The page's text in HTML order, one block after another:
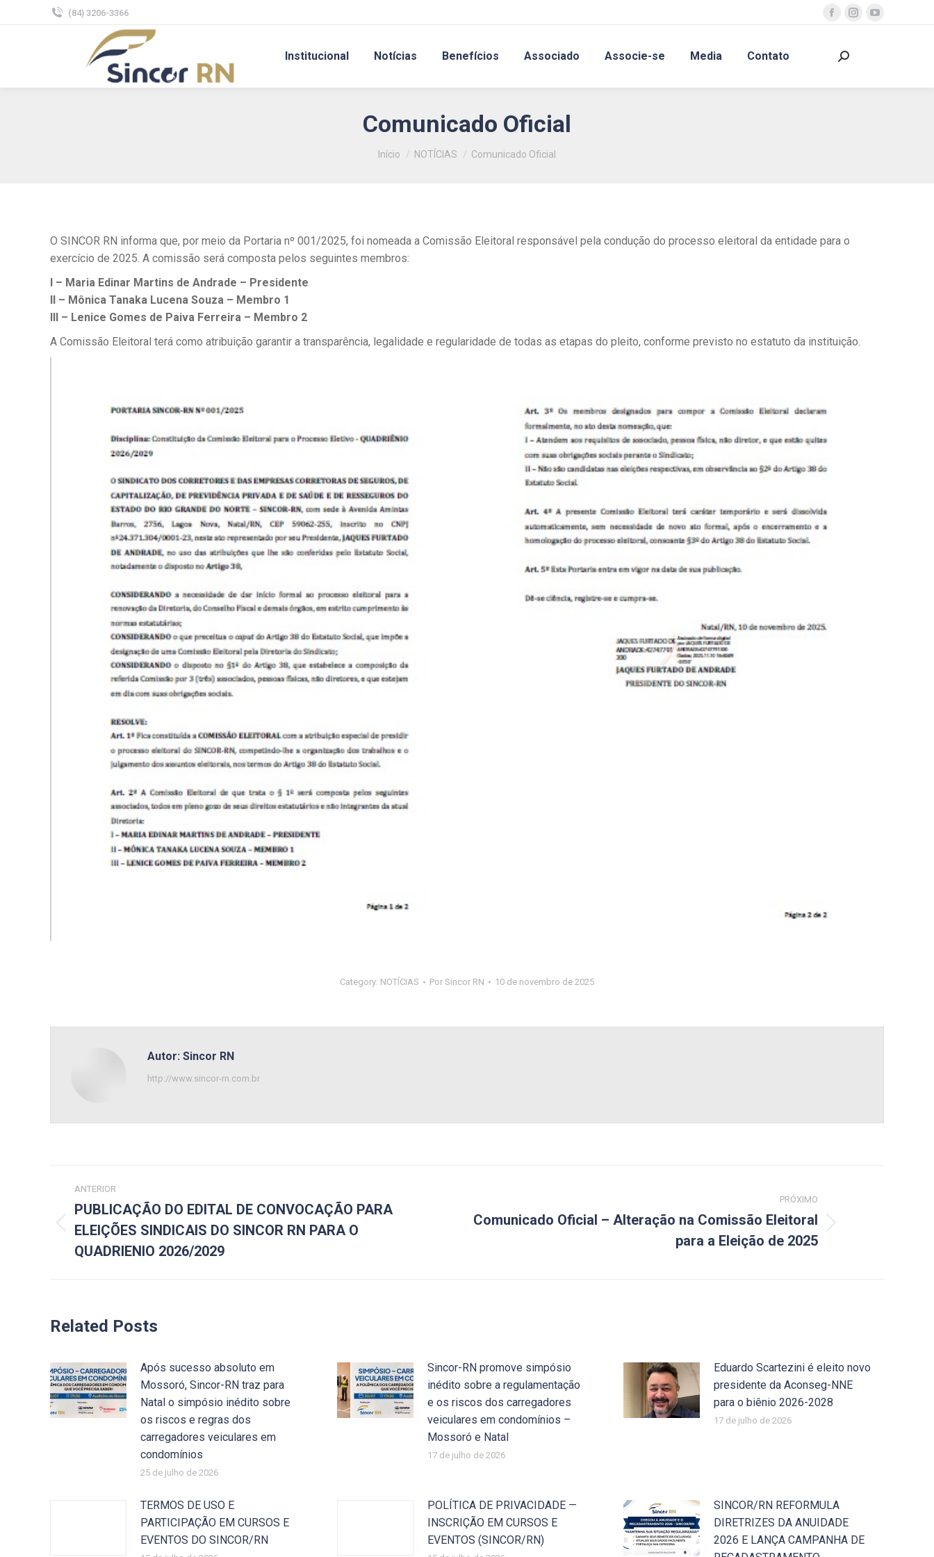
(84) 3206-3366
Facebook
opens
Instagram
YouTube
Institucional Notícias Benefícios Associado Associe-se Media Contato Search:
Comunicado Oficial
Você está aqui:
Início NOTÍCIAS Comunicado Oficial
O SINCOR RN informa que, por meio da Portaria nº 001/2025, foi nomeada a Comissão Eleitoral responsável pela condução do processo eleitoral da entidade para o
exercício de 2025. A comissão será composta pelos seguintes membros:
I – Maria Edinar Martins de Andrade – Presidente
II – Mônica Tanaka Lucena Souza – Membro 1
III – Lenice Gomes de Paiva Ferreira – Membro 2
A Comissão Eleitoral terá como atribuição garantir a transparência, legalidade e regularidade de todas as etapas do pleito, conforme previsto no estatuto da instituição.
Category: NOTÍCIAS Por Sincor RN 10 de novembro de 2025
Autor: Sincor RN
http://www.sincor-rn.com.br
Navegação
de
post:
ANTERIOR
Post
anterior:
PUBLICAÇÃO DO EDITAL DE CONVOCAÇÃO PARA
ELEIÇÕES SINDICAIS DO SINCOR RN PARA O
QUADRIENIO 2026/2029
PRÓXIMO
Comunicado Oficial – Alteração na Comissão Eleitoral
para a Eleição de 2025
Related Posts
Após sucesso absoluto em
Mossoró, Sincor-RN traz para
Natal o simpósio inédito sobre
os riscos e regras dos
carregadores veiculares em
condomínios
25 de julho de 2026
Sincor-RN promove simpósio
inédito sobre a regulamentação
e os riscos dos carregadores
veiculares em condomínios –
Mossoró e Natal
17 de julho de 2026
Eduardo Scartezini é eleito novo
presidente da Aconseg-NNE
para o biênio 2026-2028
17 de julho de 2026
TERMOS DE USO E
PARTICIPAÇÃO EM CURSOS E
EVENTOS DO SINCOR/RN
POLÍTICA DE PRIVACIDADE —
INSCRIÇÃO EM CURSOS E
EVENTOS (SINCOR/RN)
SINCOR/RN REFORMULA
DIRETRIZES DA ANUIDADE
2026 E LANÇA CAMPANHA DE